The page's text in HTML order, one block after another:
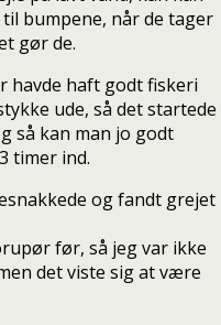
bumpene, når de tager
gør de.
havde haft godt fiskeri
ude, så det startede
så kan man jo godt
timer ind.
og fandt grejet
før, så jeg var ikke
det viste sig at være